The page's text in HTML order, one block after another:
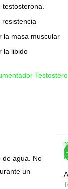
resistencia
la masa muscular
la libido
de agua. No
un